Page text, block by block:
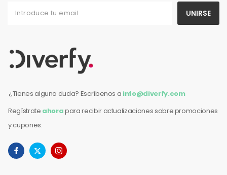
UNIRSE
¿Tienes alguna duda? Escríbenos a info@diverfy.com
Regístrate ahorapara recibir actualizaciones sobre promociones
y cupones.